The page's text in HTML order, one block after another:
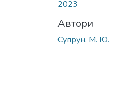
2023
Автори
Супрун, М. Ю.